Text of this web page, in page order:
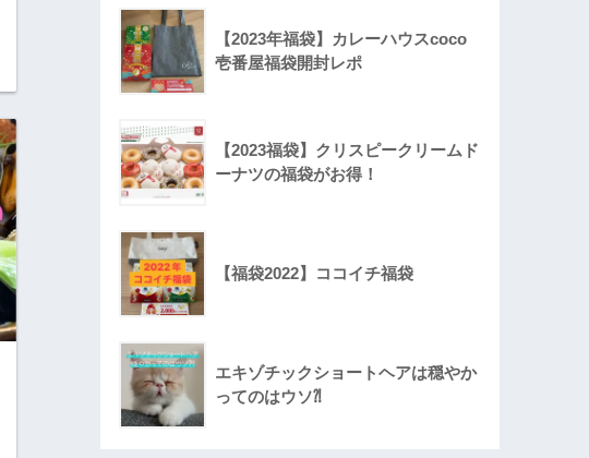
【2023年福袋】カレーハウスcoco
壱番屋福袋開封レポ
【2023福袋】クリスピークリームド
ーナツの福袋がお得！
【福袋2022】ココイチ福袋
エキゾチックショートヘアは穏やか
ってのはウソ⁈